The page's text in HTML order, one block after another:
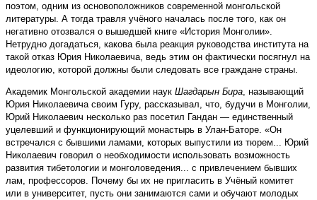
поэтом, одним из основоположников современной монгольской
литературы. А тогда травля учёного началась после того, как он
негативно отозвался о вышедшей книге «История Монголии».
Нетрудно догадаться, какова была реакция руководства института на
такой отказ Юрия Николаевича, ведь этим он фактически посягнул на
идеологию, которой должны были следовать все граждане страны.
Академик Монгольской академии наук Шагдарын Бира, называющий
Юрия Николаевича своим Гуру, рассказывал, что, будучи в Монголии,
Юрий Николаевич несколько раз посетил Гандан — единственный
уцелевший и функционирующий монастырь в Улан-Баторе. «Он
встречался с бывшими ламами, которых выпустили из тюрем... Юрий
Николаевич говорил о необходимости использовать возможность
развития тибетологии и монголоведения... с привлечением бывших
лам, профессоров. Почему бы их не пригласить в Учёный комитет
или в университет, пусть они занимаются сами и обучают молодых